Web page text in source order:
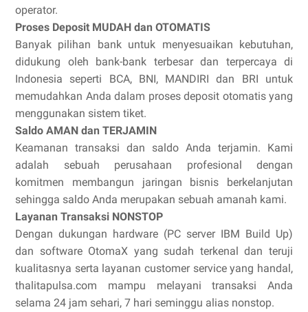
operator.
Proses Deposit MUDAH dan OTOMATIS
Banyak pilihan bank untuk menyesuaikan kebutuhan,
didukung oleh bank-bank terbesar dan terpercaya di
Indonesia seperti BCA, BNI, MANDIRI dan BRI untuk
memudahkan Anda dalam proses deposit otomatis yang
menggunakan sistem tiket.
Saldo AMAN dan TERJAMIN
Keamanan transaksi dan saldo Anda terjamin. Kami
adalah sebuah perusahaan profesional dengan
komitmen membangun jaringan bisnis berkelanjutan
sehingga saldo Anda merupakan sebuah amanah kami.
Layanan Transaksi NONSTOP
Dengan dukungan hardware (PC server IBM Build Up)
dan software OtomaX yang sudah terkenal dan teruji
kualitasnya serta layanan customer service yang handal,
thalitapulsa.com mampu melayani transaksi Anda
selama 24 jam sehari, 7 hari seminggu alias nonstop.